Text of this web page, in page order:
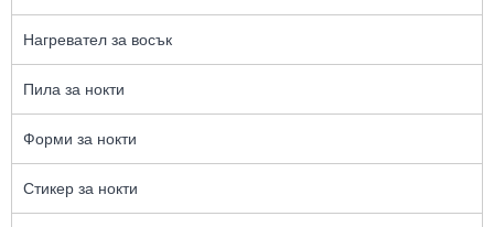
Нагревател за восък
Пила за нокти
Форми за нокти
Стикер за нокти